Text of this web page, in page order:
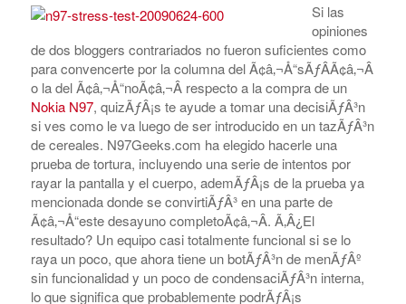
Si las
opiniones
de dos bloggers contrariados no fueron suficientes como
para convencerte por la columna del Ã¢â‚¬Å“sÃƒÂ­Ã¢â‚¬Â
o la del Ã¢â‚¬Å“noÃ¢â‚¬Â respecto a la compra de un
Nokia N97, quizÃƒÂ¡s te ayude a tomar una decisiÃƒÂ³n
si ves como le va luego de ser introducido en un tazÃƒÂ³n
de cereales. N97Geeks.com ha elegido hacerle una
prueba de tortura, incluyendo una serie de intentos por
rayar la pantalla y el cuerpo, ademÃƒÂ¡s de la prueba ya
mencionada donde se convirtiÃƒÂ³ en una parte de
Ã¢â‚¬Å“este desayuno completoÃ¢â‚¬Â. Ã‚Â¿El
resultado? Un equipo casi totalmente funcional si se lo
raya un poco, que ahora tiene un botÃƒÂ³n de menÃƒÂº
sin funcionalidad y un poco de condensaciÃƒÂ³n interna,
lo que significa que probablemente podrÃƒÂ¡s